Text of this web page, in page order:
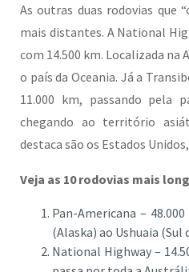
As outras duas rodovias que
mais distantes. A National
com 14.500 km. Localizada na
o país da Oceania. Já a
11.000 km, passando pela
chegando ao território
destaca são os Estados
Veja as 10 rodovias mais
Pan-Americana –
(Alaska) ao Ushuaia (Sul
National Highway –